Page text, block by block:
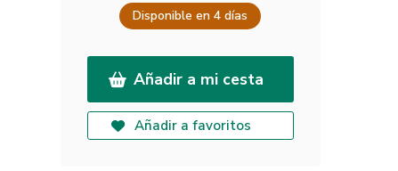
Disponible en 4 días
Añadir a mi cesta
Añadir a favoritos